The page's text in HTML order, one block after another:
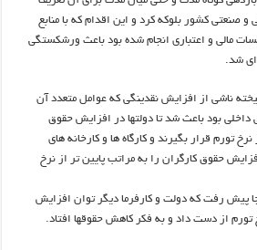
صنعتی کشور بلوکه کرد و این اقدام که با منابع
مالی و اعتباری انجام شده بود باعث ورشکستگی
ای شد.
ناشی از افزایش نقدینگی که عوامل متعدد آن
داخلی بود باعث شد تا دولتها در افزایش حقوق
تورم قرار بگیرند و کارگاه ها و کارخانه های
حقوق کارگران را به مراتب پایین تر از نرخ
پیش رفت که دولت و کارفرما دیگر توان افزایش
از دست داد و به فکر کاهش حقوقها افتاد.